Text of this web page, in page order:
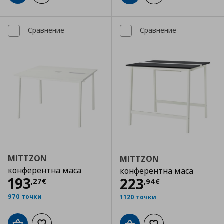
Сравнение
MITTZON
конферентна маса
193,27€
Цена
970 точки
Сравнение
MITTZON
конферентна маса
223,94€
Цена
1120 точки